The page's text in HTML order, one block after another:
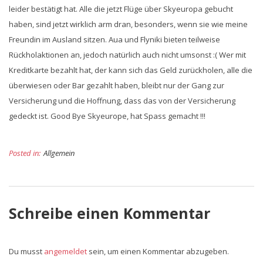
leider bestätigt hat. Alle die jetzt Flüge über Skyeuropa gebucht
haben, sind jetzt wirklich arm dran, besonders, wenn sie wie meine
Freundin im Ausland sitzen. Aua und Flyniki bieten teilweise
Rückholaktionen an, jedoch natürlich auch nicht umsonst :( Wer mit
Kreditkarte bezahlt hat, der kann sich das Geld zurückholen, alle die
überwiesen oder Bar gezahlt haben, bleibt nur der Gang zur
Versicherung und die Hoffnung, dass das von der Versicherung
gedeckt ist. Good Bye Skyeurope, hat Spass gemacht !!!
Posted in: Allgemein
Schreibe einen Kommentar
Du musst angemeldet sein, um einen Kommentar abzugeben.